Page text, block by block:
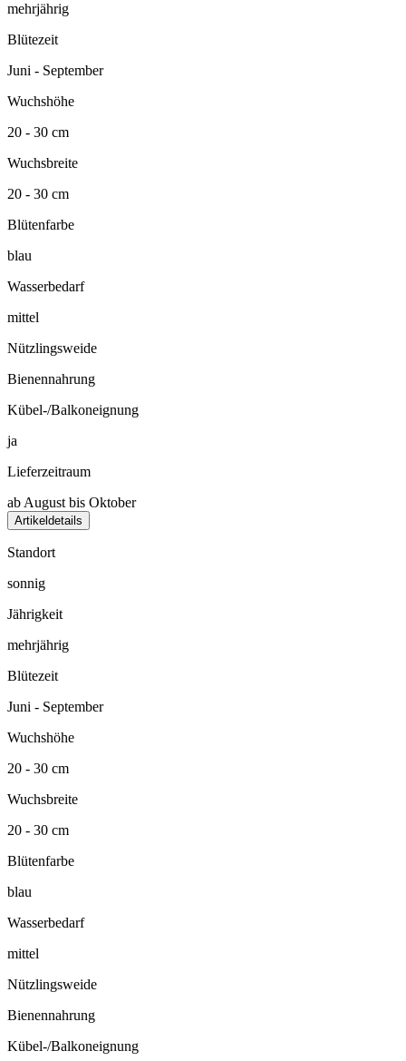
mehrjährig
Blütezeit
Juni - September
Wuchshöhe
20 - 30 cm
Wuchsbreite
20 - 30 cm
Blütenfarbe
blau
Wasserbedarf
mittel
Nützlingsweide
Bienennahrung
Kübel-/Balkoneignung
ja
Lieferzeitraum
ab August bis Oktober
Artikeldetails
Standort
sonnig
Jährigkeit
mehrjährig
Blütezeit
Juni - September
Wuchshöhe
20 - 30 cm
Wuchsbreite
20 - 30 cm
Blütenfarbe
blau
Wasserbedarf
mittel
Nützlingsweide
Bienennahrung
Kübel-/Balkoneignung